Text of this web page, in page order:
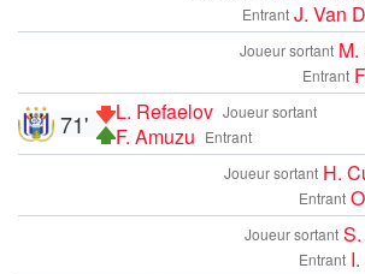
Entrant J. Van
Joueur sortant
Entrant
Joueur sortant
L. Refaelov
Entrant
F. Amuzu
71'
Joueur sortant H.
Entrant
Joueur sortant
Entrant